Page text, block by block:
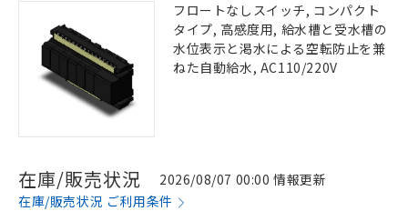
フロートなしスイッチ, コンパクト
タイプ, 高感度用, 給水槽と受水槽の
水位表示と渇水による空転防止を兼
ねた自動給水, AC110/220V
在庫/販売状況
2026/08/07 00:00 情報更新
在庫/販売状況 ご利用条件